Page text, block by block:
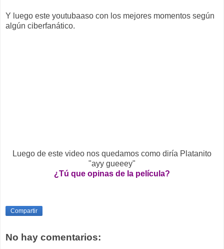
Y luego este youtubaaso con los mejores momentos según
algún ciberfanático.
Luego de este video nos quedamos como diría Platanito
"ayy gueeey"
¿Tú que opinas de la película?
Compartir
No hay comentarios: